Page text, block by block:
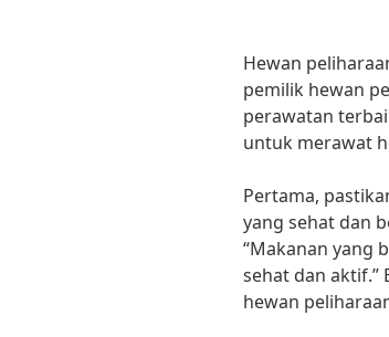
Hewan
pemilik hewan
perawatan
untuk merawat
Pertama,
yang sehat dan
“Makanan yang
sehat dan aktif.”
hewan